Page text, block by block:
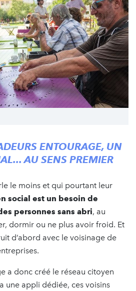
ENTOURAGE, UN
AU SENS PREMIER
le moins et qui pourtant leur
social est un besoin de
personnes sans abri, au
dormir ou ne plus avoir froid. Et
d’abord avec le voisinage de
a donc créé le réseau citoyen
une appli dédiée, ces voisins